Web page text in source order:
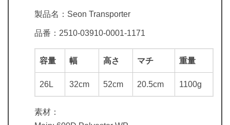
製品名：Seon Transporter
品番：2510-03910-0001-1171
容量 幅 高さ マチ 重量
26L 32cm 52cm 20.5cm 1100g
素材：